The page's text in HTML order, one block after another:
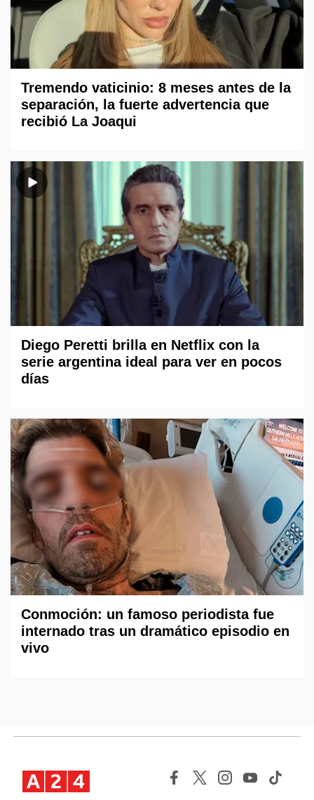
Tremendo vaticinio: 8 meses antes de la
separación, la fuerte advertencia que
recibió La Joaqui
Diego Peretti brilla en Netflix con la
serie argentina ideal para ver en pocos
días
Conmoción: un famoso periodista fue
internado tras un dramático episodio en
vivo